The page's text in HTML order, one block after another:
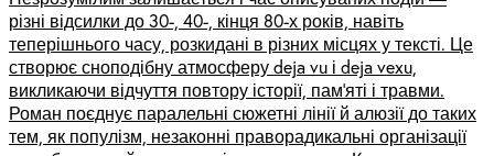
різні відсилки до 30-, 40-, кінця 80-х років, навіть
теперішнього часу, розкидані в різних місцях у тексті. Це
створює сноподібну атмосферу deja vu і deja vexu,
викликаючи відчуття повтору історії, пам’яті і травми.
Роман поєднує паралельні сюжетні лінії й алюзії до таких
тем, як популізм, незаконні праворадикальні організації